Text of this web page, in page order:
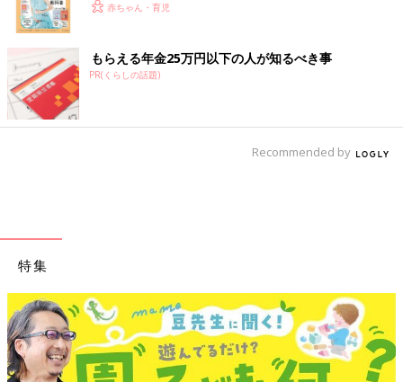
赤ちゃん・育児
もらえる年金25万円以下の人が知るべき事
PR(くらしの話題)
Recommended by
特集